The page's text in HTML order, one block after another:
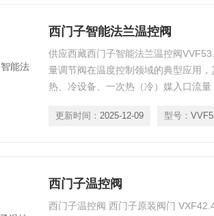
西门子智能法兰温控阀
供应西藏西门子智能法兰温控阀
量调节阀在温度控制领域的典型应用
热、冷设备、一次热（冷）媒入口流
更新时间： 2025-12-09 型号：
西门子温控阀
西门子温控阀 西门子原装阀门